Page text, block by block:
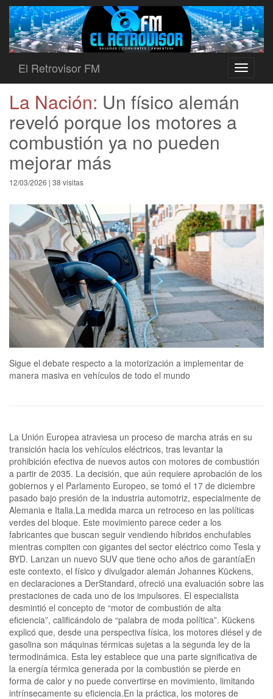
Toggle
El Retrovisor FM
La Nación: Un físico alemán
reveló porque los motores a
combustión ya no pueden
mejorar más
12/03/2026 | 38 visitas
Sigue el debate respecto a la motorización a implementar de
manera masiva en vehículos de todo el mundo
La Unión Europea atraviesa un proceso de marcha atrás en su
transición hacia los vehículos eléctricos, tras levantar la
prohibición efectiva de nuevos autos con motores de combustión
a partir de 2035. La decisión, que aún requiere aprobación de los
gobiernos y el Parlamento Europeo, se tomó el 17 de diciembre
pasado bajo presión de la industria automotriz, especialmente de
Alemania e Italia.La medida marca un retroceso en las políticas
verdes del bloque. Este movimiento parece ceder a los
fabricantes que buscan seguir vendiendo híbridos enchufables
mientras compiten con gigantes del sector eléctrico como Tesla y
BYD. Lanzan un nuevo SUV que tiene ocho años de garantíaEn
este contexto, el físico y divulgador alemán Johannes Kückens,
en declaraciones a DerStandard, ofreció una evaluación sobre las
prestaciones de cada uno de los impulsores. El especialista
desmintió el concepto de “motor de combustión de alta
eficiencia”, calificándolo de “palabra de moda política”. Kückens
explicó que, desde una perspectiva física, los motores diésel y de
gasolina son máquinas térmicas sujetas a la segunda ley de la
termodinámica. Esta ley establece que una parte significativa de
la energía térmica generada por la combustión se pierde en
forma de calor y no puede convertirse en movimiento, limitando
intrínsecamente su eficiencia.En la práctica, los motores de